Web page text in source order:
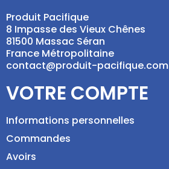
Produit Pacifique
8 Impasse des Vieux Chênes
81500 Massac Séran
France Métropolitaine
contact@produit-pacifique.com
VOTRE COMPTE
Informations personnelles
Commandes
Avoirs